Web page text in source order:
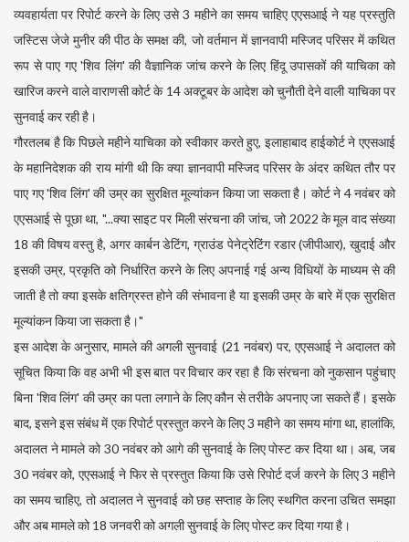
व्यवहार्यता पर रिपोर्ट करने के लिए उसे 3 महीने का समय चाहिए एएसआई ने यह प्रस्तुति
जस्टिस जेजे मुनीर की पीठ के समक्ष की, जो वर्तमान में ज्ञानवापी मस्जिद परिसर में कथित
रूप से पाए गए 'शिव लिंग' की वैज्ञानिक जांच करने के लिए हिंदू उपासकों की याचिका को
खारिज करने वाले वाराणसी कोर्ट के 14 अक्टूबर के आदेश को चुनौती देने वाली याचिका पर
सुनवाई कर रही है।
गौरतलब है कि पिछले महीने याचिका को स्वीकार करते हुए, इलाहाबाद हाईकोर्ट ने एएसआई
के महानिदेशक की राय मांगी थी कि क्या ज्ञानवापी मस्जिद परिसर के अंदर कथित तौर पर
पाए गए 'शिव लिंग' की उम्र का सुरक्षित मूल्यांकन किया जा सकता है। कोर्ट ने 4 नवंबर को
एएसआई से पूछा था, "...क्या साइट पर मिली संरचना की जांच, जो 2022 के मूल वाद संख्या
18 की विषय वस्तु है, अगर कार्बन डेटिंग, ग्राउंड पेनेट्रेटिंग रडार (जीपीआर), खुदाई और
इसकी उम्र, प्रकृति को निर्धारित करने के लिए अपनाई गई अन्य विधियों के माध्यम से की
जाती है तो क्या इसके क्षतिग्रस्त होने की संभावना है या इसकी उम्र के बारे में एक सुरक्षित
मूल्यांकन किया जा सकता है।"
इस आदेश के अनुसार, मामले की अगली सुनवाई (21 नवंबर) पर, एएसआई ने अदालत को
सूचित किया कि वह अभी भी इस बात पर विचार कर रहा है कि संरचना को नुकसान पहुंचाए
बिना 'शिव लिंग' की उम्र का पता लगाने के लिए कौन से तरीके अपनाए जा सकते हैं। इसके
बाद, इसने इस संबंध में एक रिपोर्ट प्रस्तुत करने के लिए 3 महीने का समय मांगा था, हालांकि,
अदालत ने मामले को 30 नवंबर को आगे की सुनवाई के लिए पोस्ट कर दिया था। अब, जब
30 नवंबर को, एएसआई ने फिर से प्रस्तुत किया कि उसे रिपोर्ट दर्ज करने के लिए 3 महीने
का समय चाहिए, तो अदालत ने सुनवाई को छह सप्ताह के लिए स्थगित करना उचित समझा
और अब मामले को 18 जनवरी को अगली सुनवाई के लिए पोस्ट कर दिया गया है।